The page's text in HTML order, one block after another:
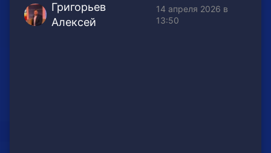
Григорьев
Алексей
14 апреля 2026 в
13:50